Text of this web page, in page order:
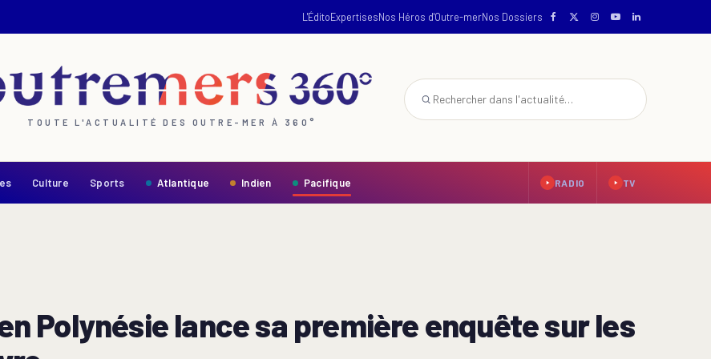
L'ÉditoExpertisesNos Héros d'Outre-merNos Dossiers
TOUTE L'ACTUALITÉ DES OUTRE-MER À 360°
Culture Sports Atlantique Indien Pacifique RADIO TV
Polynésie lance sa première enquête sur les